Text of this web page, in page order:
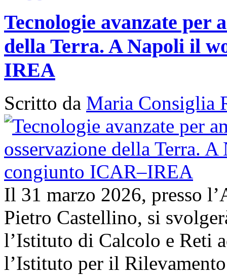
Tecnologie avanzate per
della Terra. A Napoli il
IREA
Scritto da Maria Consiglia
Il 31 marzo 2026, presso
Pietro Castellino, si
l’Istituto di Calcolo e Reti
l’Istituto per il